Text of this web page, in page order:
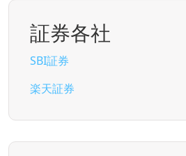
証券各社
SBI証券
楽天証券